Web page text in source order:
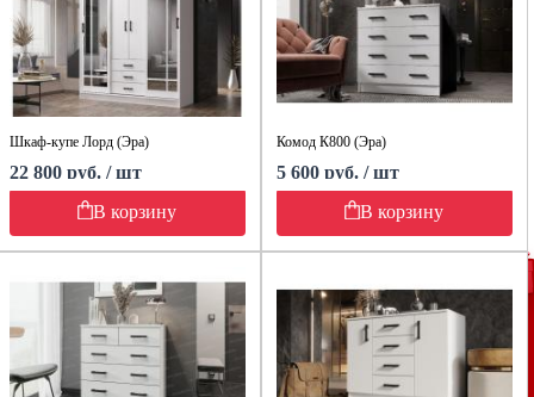
Шкаф-купе Лорд (Эра)
22 800 руб. / шт
В корзину
Комод К800 (Эра)
5 600 руб. / шт
В корзину